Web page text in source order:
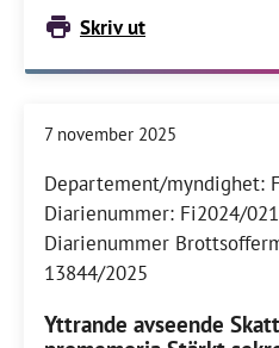
Skriv ut
7 november 2025
Departement/myndighet:
Diarienummer: Fi2024/
Diarienummer
13844/2025
Yttrande avseende